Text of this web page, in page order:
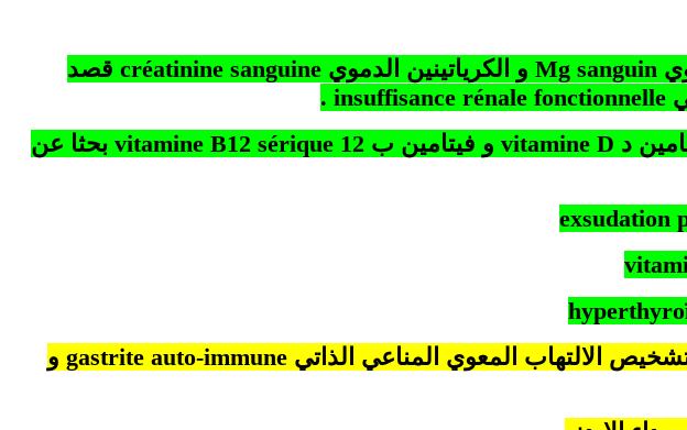
Mg sanguin و الكرياتينين الدموي créatinine sanguine قصد
insuffisance rénale fonctionnelle
.
د vitamine D و فيتامين ب 12 vitamine B12 sérique
بحثا عن
exsudation
الالتهاب المعوي المناعي الذاتي gastrite auto-immune و